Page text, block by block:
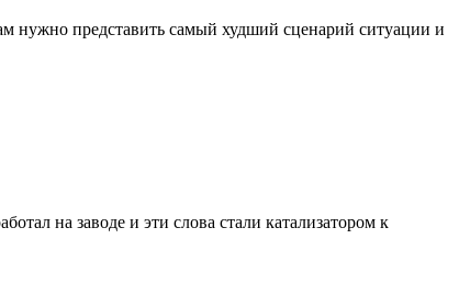
нужно представить самый худший сценарий ситуации и
на заводе и эти слова стали катализатором к